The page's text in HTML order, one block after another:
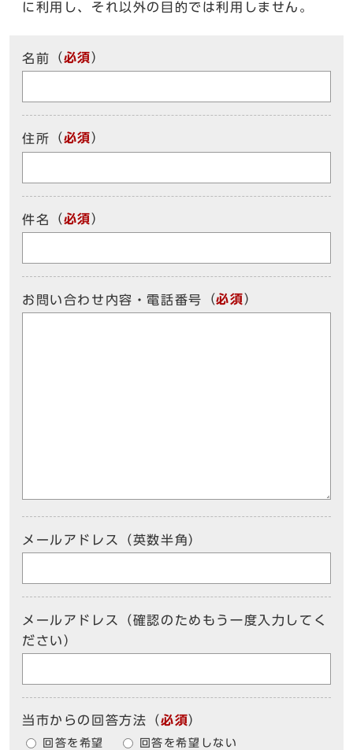
に利用し、それ以外の目的では利用しません。
名前 （必須）
住所 （必須）
件名 （必須）
お問い合わせ内容・電話番号 （必須）
メールアドレス（英数半角）
メールアドレス（確認のためもう一度入力してく
ださい）
当市からの回答方法 （必須）
回答を希望 回答を希望しない